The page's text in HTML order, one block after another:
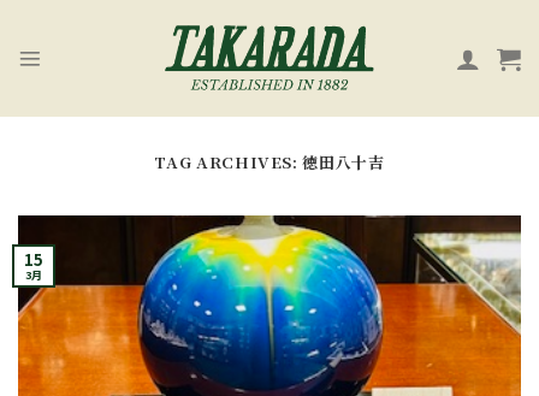
content
TAG ARCHIVES:徳田八十吉
15
3月